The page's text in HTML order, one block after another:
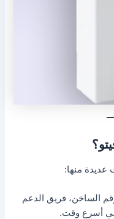
عديدة منها:
الساخن، فريق الدعم
في أسرع وقت.